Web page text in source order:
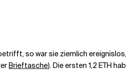
so war sie ziemlich
Brieftasche). Die ersten 1,2 ETH